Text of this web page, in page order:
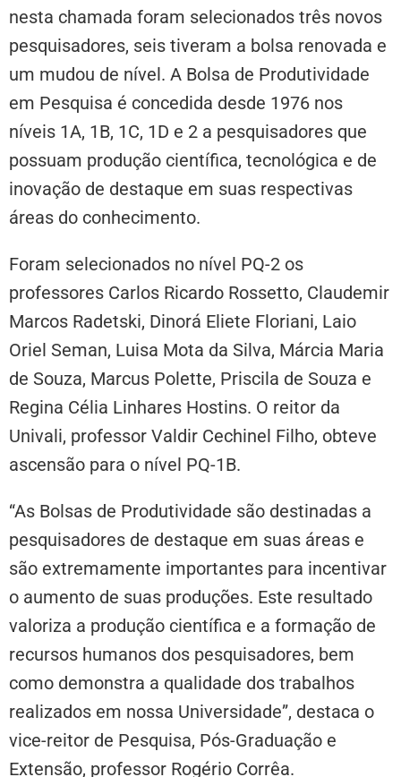
nesta chamada foram selecionados três novos
pesquisadores, seis tiveram a bolsa renovada e
um mudou de nível. A Bolsa de Produtividade
em Pesquisa é concedida desde 1976 nos
níveis 1A, 1B, 1C, 1D e 2 a pesquisadores que
possuam produção científica, tecnológica e de
inovação de destaque em suas respectivas
áreas do conhecimento.
Foram selecionados no nível PQ-2 os
professores Carlos Ricardo Rossetto, Claudemir
Marcos Radetski, Dinorá Eliete Floriani, Laio
Oriel Seman, Luisa Mota da Silva, Márcia Maria
de Souza, Marcus Polette, Priscila de Souza e
Regina Célia Linhares Hostins. O reitor da
Univali, professor Valdir Cechinel Filho, obteve
ascensão para o nível PQ-1B.
“As Bolsas de Produtividade são destinadas a
pesquisadores de destaque em suas áreas e
são extremamente importantes para incentivar
o aumento de suas produções. Este resultado
valoriza a produção científica e a formação de
recursos humanos dos pesquisadores, bem
como demonstra a qualidade dos trabalhos
realizados em nossa Universidade”, destaca o
vice-reitor de Pesquisa, Pós-Graduação e
Extensão, professor Rogério Corrêa.